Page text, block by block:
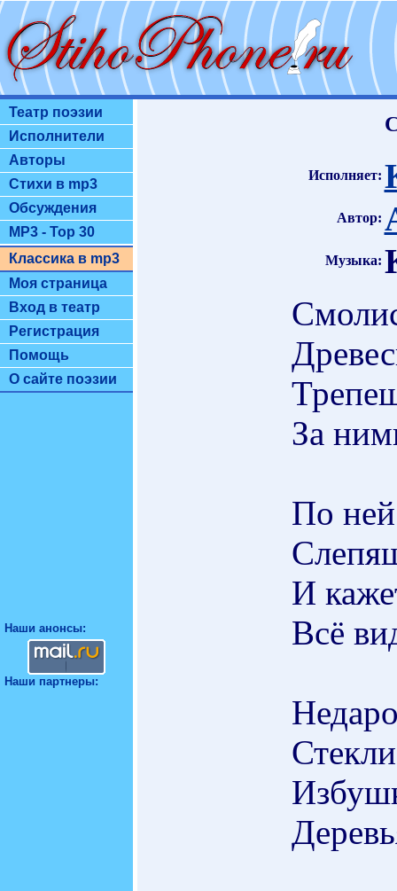
Театр поэзии
Исполнители
Авторы
Стихи в mp3
Обсуждения
MP3 - Top 30
Классика в mp3
Моя страница
Вход в театр
Регистрация
Помощь
О сайте поэзии
Наши анонсы:
Наши партнеры:
Исполняет:
Автор:
Музыка:
За
По
И
Всё